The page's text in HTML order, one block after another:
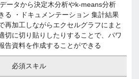
ータから決定木分析やk-means分析
る ・ドキュメンテーション 集計結果
再加工しながらエクセルグラフにまと
切に切り貼りしたりすることで、パワ
告資料を作成することができる
必須スキル